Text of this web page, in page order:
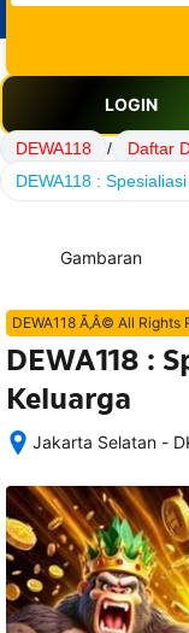
LOGIN
DEWA118 / Daftar
DEWA118 :
Gambaran
DEWA118 Ã‚Â© All Rights
DEWA118 :
Keluarga
Jakarta Selatan -
memesan,
semua
rincian
akomodasi
termasuk
nomor